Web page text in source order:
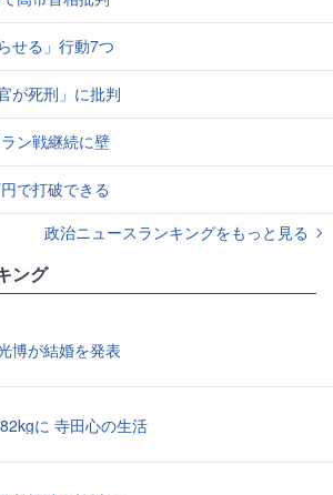
せる」行動7つ
が死刑」に批判
ン戦継続に壁
で打破できる
政治ニュースランキングをもっと見る
ング
博が結婚を発表
に 寺田心の生活